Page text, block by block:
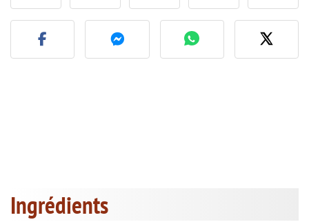
Publier votre photo de
Ingrédients